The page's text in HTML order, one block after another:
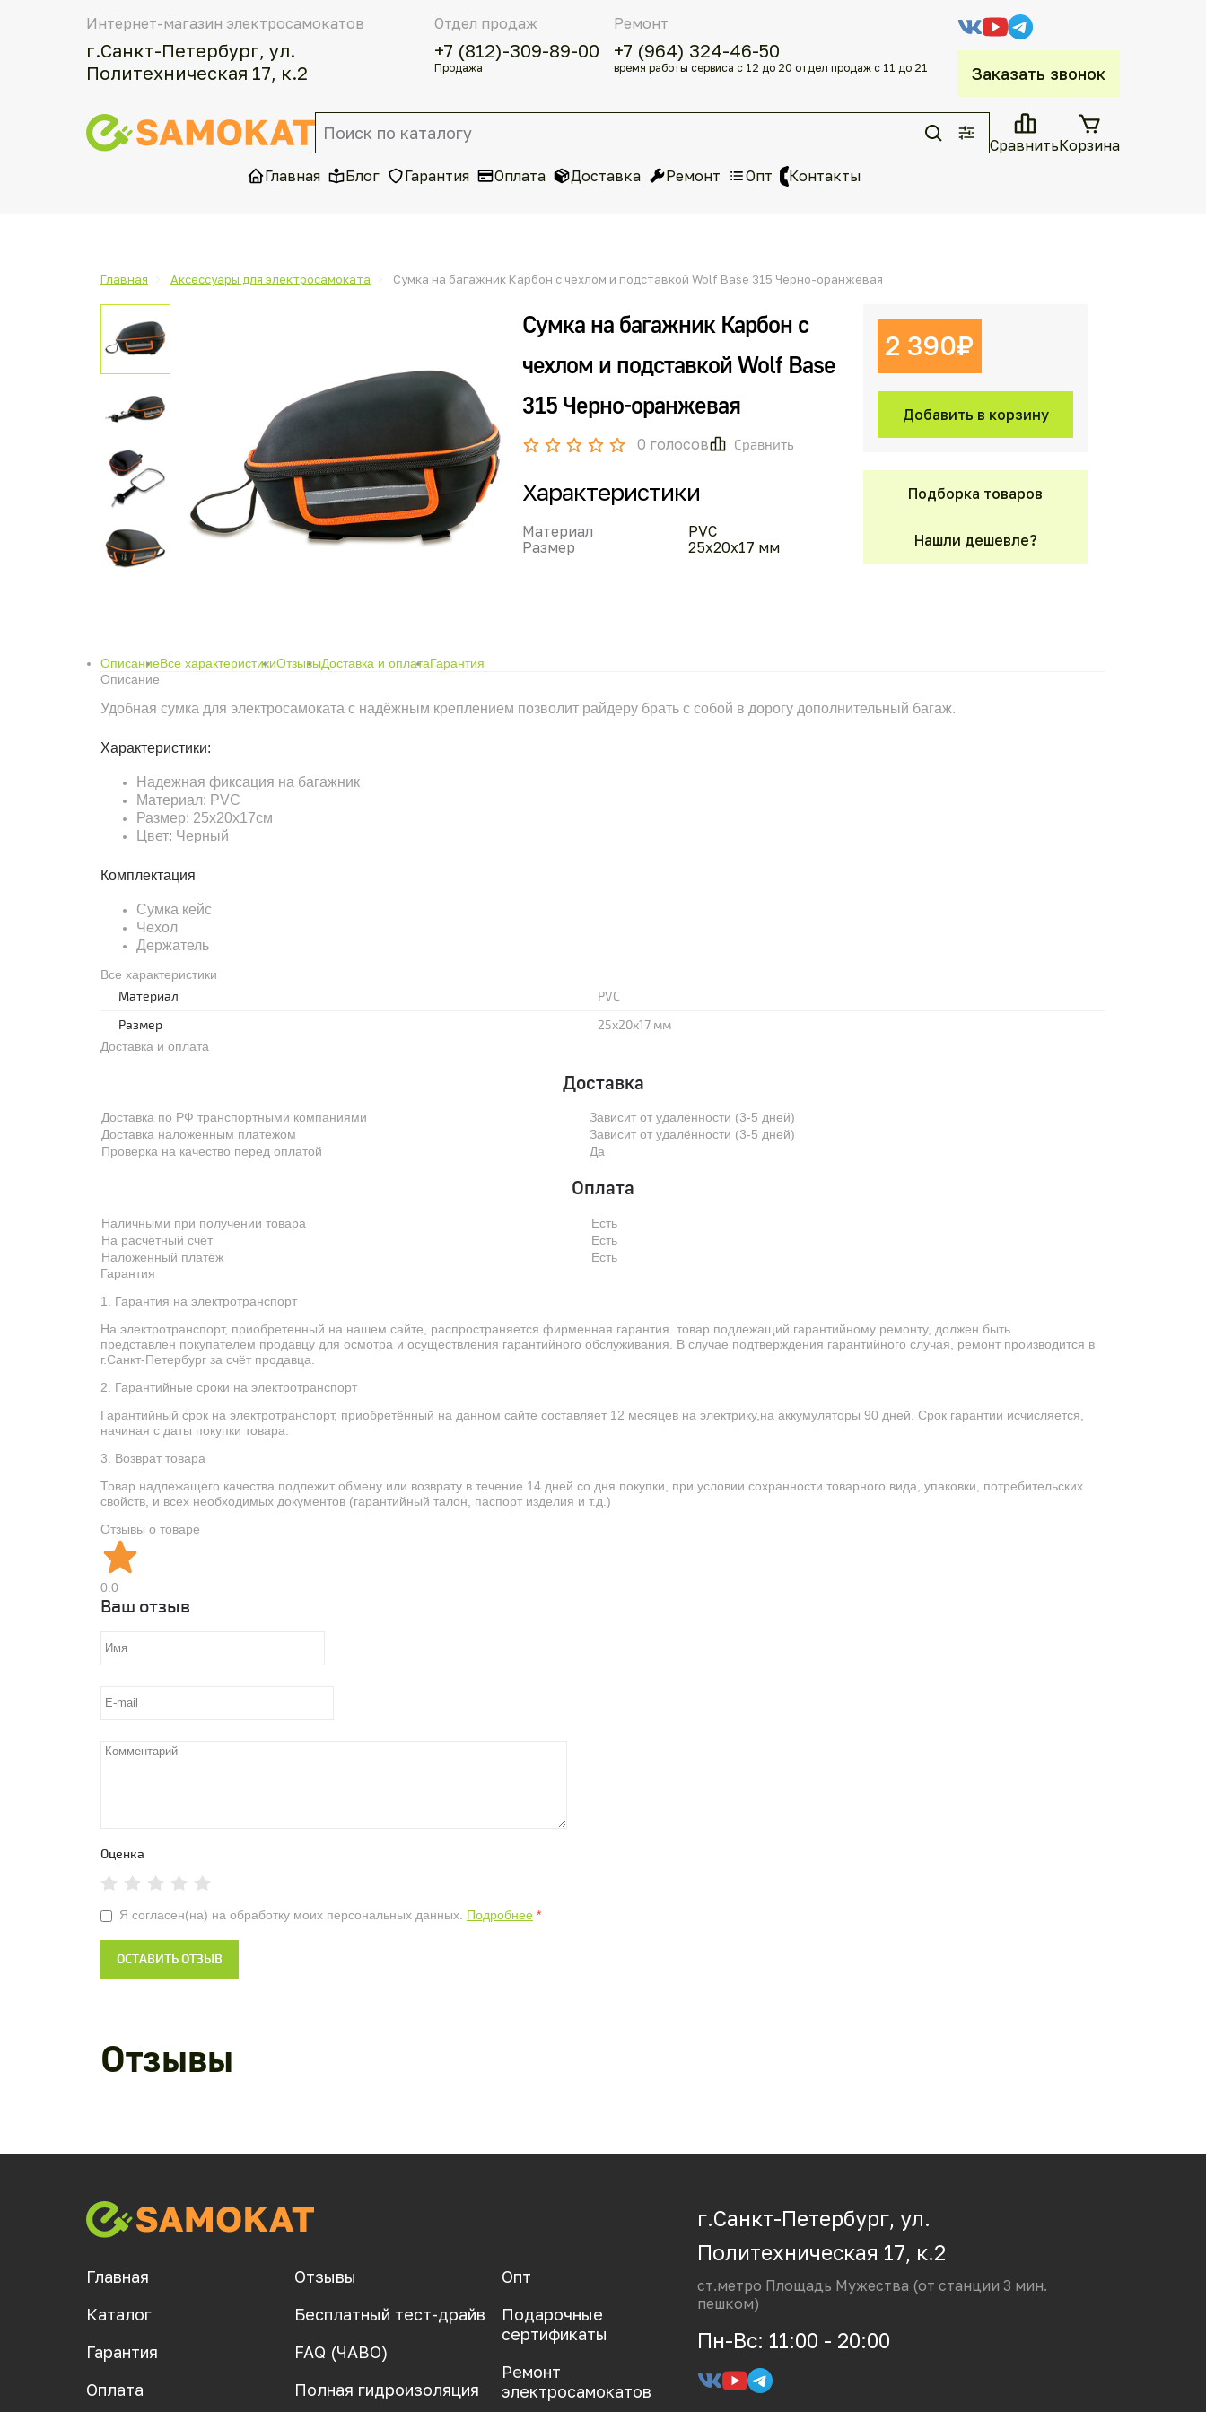
Интернет-магазин электросамокатов
г.Санкт-Петербург, ул.
Политехническая 17, к.2
Отдел продаж
+7 (812)-309-89-00
Продажа
Ремонт
+7 (964) 324-46-50
время работы сервиса с 12 до 20 отдел продаж с 11 до 21 Заказать звонок
СравнитьКорзина
Главная
Блог Гарантия Оплата Доставка Ремонт Опт Контакты
Главная Аксессуары для электросамоката Сумка на багажник Карбон с чехлом и подставкой Wolf Base 315 Черно-оранжевая
Сумка на багажник Карбон с
чехлом и подставкой Wolf Base
315 Черно-оранжевая
0 голосов Сравнить
Характеристики
Материал
PVC
Размер
25x20x17 мм
2 390₽
Добавить в корзину
Подборка товаров
Нашли дешевле?
ОписаниеВсе характеристикиОтзывыДоставка и оплатаГарантия
Описание
Удобная сумка для электросамоката с надёжным креплением позволит райдеру брать с собой в дорогу дополнительный багаж.
Характеристики:
Надежная фиксация на багажник
Материал: PVC
Размер: 25x20x17см
Цвет: Черный
Комплектация
Сумка кейс
Чехол
Держатель
Все характеристики
Материал
PVC
Размер
25x20x17 мм
Доставка и оплата
Доставка
Доставка по РФ транспортными компаниями
Зависит от удалённости (3-5 дней)
Доставка наложенным платежом
Зависит от удалённости (3-5 дней)
Проверка на качество перед оплатой
Да
Оплата
Наличными при получении товара
Есть
На расчётный счёт
Есть
Наложенный платёж
Есть
Гарантия
1. Гарантия на электротранспорт
На электротранспорт, приобретенный на нашем сайте, распространяется фирменная гарантия. товар подлежащий гарантийному ремонту, должен быть
представлен покупателем продавцу для осмотра и осуществления гарантийного обслуживания. В случае подтверждения гарантийного случая, ремонт производится в
г.Санкт-Петербург за счёт продавца.
2. Гарантийные сроки на электротранспорт
Гарантийный срок на электротранспорт, приобретённый на данном сайте составляет 12 месяцев на электрику,на аккумуляторы 90 дней. Срок гарантии исчисляется,
начиная с даты покупки товара.
3. Возврат товара
Товар надлежащего качества подлежит обмену или возврату в течение 14 дней со дня покупки, при условии сохранности товарного вида, упаковки, потребительских
свойств, и всех необходимых документов (гарантийный талон, паспорт изделия и т.д.)
Отзывы о товаре
0.0
Ваш отзыв
Оценка
Я согласен(на) на обработку моих персональных данных. Подробнее *
Отзывы
Главная
Каталог
Гарантия
Оплата
Отзывы
Бесплатный тест-драйв
FAQ (ЧАВО)
Полная гидроизоляция
Опт
Подарочные
сертификаты
Ремонт
электросамокатов
г.Санкт-Петербург, ул.
Политехническая 17, к.2
ст.метро Площадь Мужества (от станции 3 мин.
пешком)
Пн-Вс: 11:00 - 20:00